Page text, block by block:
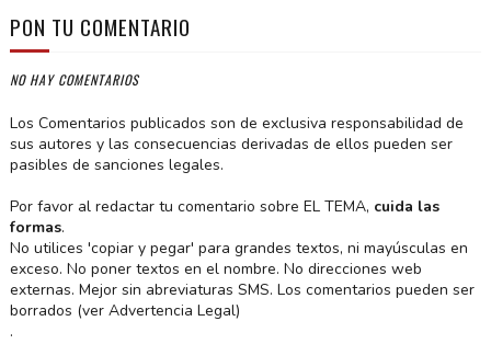
PON TU COMENTARIO
NO HAY COMENTARIOS
Los Comentarios publicados son de exclusiva responsabilidad de
sus autores y las consecuencias derivadas de ellos pueden ser
pasibles de sanciones legales.
Por favor al redactar tu comentario sobre EL TEMA, cuida las
formas.
No utilices 'copiar y pegar' para grandes textos, ni mayúsculas en
exceso. No poner textos en el nombre. No direcciones web
externas. Mejor sin abreviaturas SMS. Los comentarios pueden ser
borrados (ver Advertencia Legal)
.